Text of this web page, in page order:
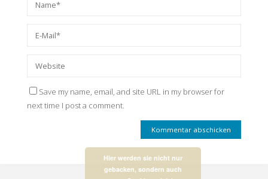
Save my name, email, and site URL in my browser for
next time I post a comment.
Hier werden sie nicht nur
gebacken, sondern auch